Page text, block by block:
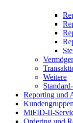
Weitere
Reporting und
Kundengruppen
MiFID-II-
Ordering und